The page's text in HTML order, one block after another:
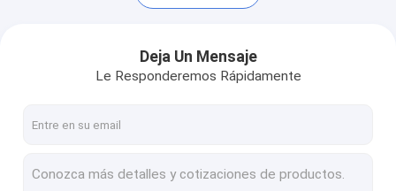
Deja Un Mensaje
Le Responderemos Rápidamente